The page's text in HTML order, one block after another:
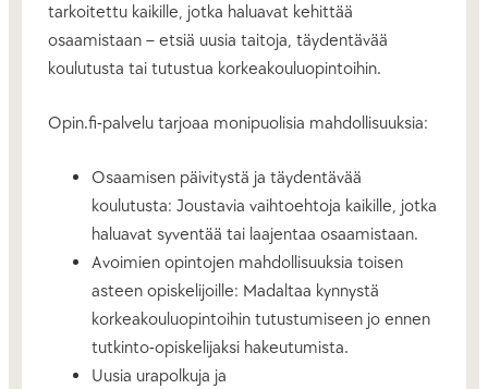
tarkoitettu kaikille, jotka haluavat kehittää
osaamistaan – etsiä uusia taitoja, täydentävää
koulutusta tai tutustua korkeakouluopintoihin.
Opin.fi-palvelu tarjoaa monipuolisia mahdollisuuksia:
Osaamisen päivitystä ja täydentävää
koulutusta: Joustavia vaihtoehtoja kaikille, jotka
haluavat syventää tai laajentaa osaamistaan.
Avoimien opintojen mahdollisuuksia toisen
asteen opiskelijoille: Madaltaa kynnystä
korkeakouluopintoihin tutustumiseen jo ennen
tutkinto-opiskelijaksi hakeutumista.
Uusia urapolkuja ja